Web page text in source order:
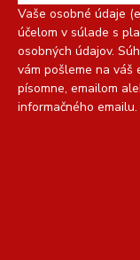
Vaše osobné údaje
účelom v súlade s
osobných údajov.
vám pošleme na váš
písomne, emailom
informačného emailu.